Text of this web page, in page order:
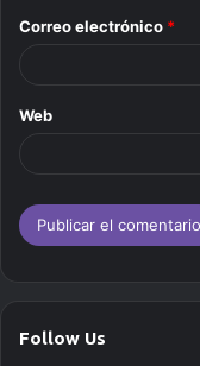
Correo electrónico *
Web
Follow Us